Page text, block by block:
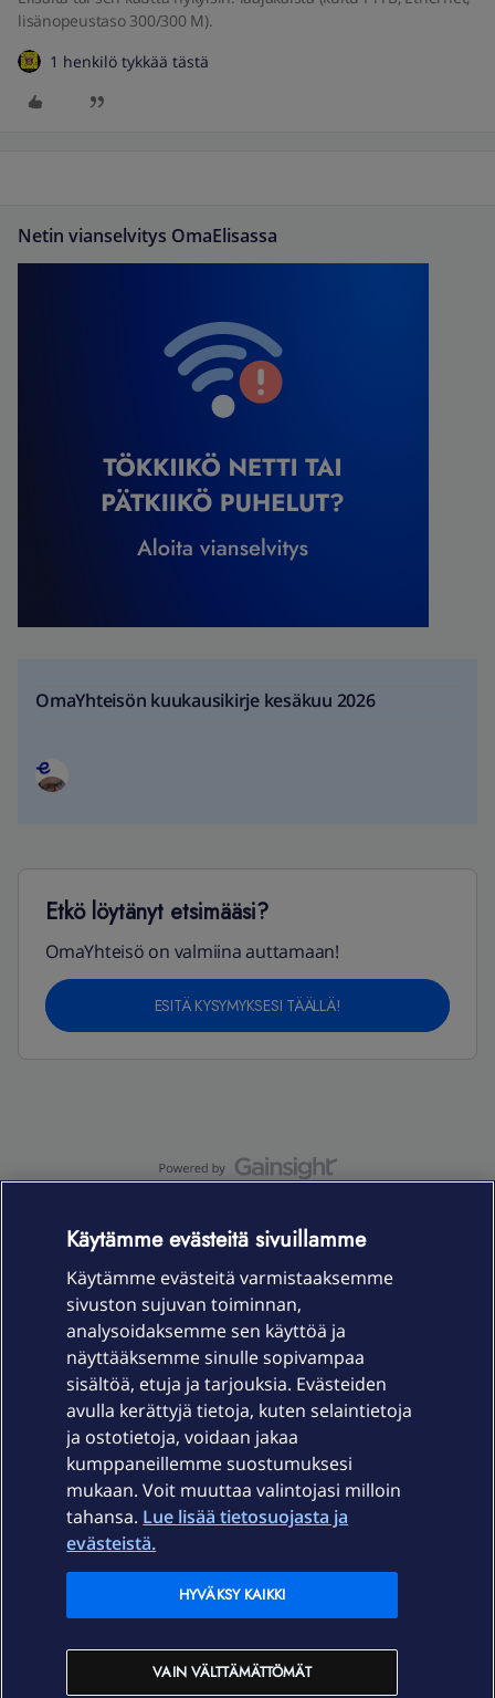
lisänopeustaso 300/300 M).
1 henkilö tykkää tästä
Netin vianselvitys OmaElisassa
OmaYhteisön kuukausikirje kesäkuu 2026
Etkö löytänyt etsimääsi?
OmaYhteisö on valmiina auttamaan!
ESITÄ KYSYMYKSESI TÄÄLLÄ!
Laitteet & liittymät
Palvelut
Ajankohtaista
Elisa Oyj
In English
Käytämme evästeitä sivuillamme
Käytämme evästeitä varmistaaksemme
sivuston sujuvan toiminnan,
analysoidaksemme sen käyttöä ja
näyttääksemme sinulle sopivampaa
sisältöä, etuja ja tarjouksia. Evästeiden
avulla kerättyjä tietoja, kuten selaintietoja
ja ostotietoja, voidaan jakaa
kumppaneillemme suostumuksesi
mukaan. Voit muuttaa valintojasi milloin
tahansa. Lue lisää tietosuojasta ja
evästeistä.
VAIN VÄLTTÄMÄTTÖMÄT
HYVÄKSY KAIKKI